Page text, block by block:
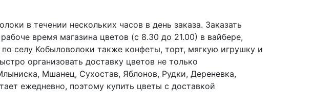
в течении нескольких часов в день заказа. Заказать
время магазина цветов (с 8.30 до 21.00) в вайбере,
селу Кобыловолоки также конфеты, торт, мягкую игрушку и
организовать доставку цветов не только
Мшанец, Сухостав, Яблонов, Рудки, Дереневка,
ежедневно, поэтому купить цветы с доставкой